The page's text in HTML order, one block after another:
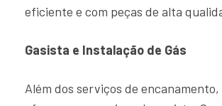
eficiente e com peças de alta
Gasista e Instalação de Gás
Além dos serviços de